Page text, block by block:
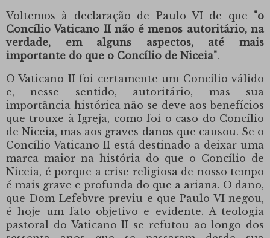
Voltemos à declaração de Paulo VI de que "o
Concílio Vaticano II não é menos autoritário, na
verdade, em alguns aspectos, até mais
importante do que o Concílio de Niceia".
O Vaticano II foi certamente um Concílio válido
e, nesse sentido, autoritário, mas sua
importância histórica não se deve aos benefícios
que trouxe à Igreja, como foi o caso do Concílio
de Niceia, mas aos graves danos que causou. Se o
Concílio Vaticano II está destinado a deixar uma
marca maior na história do que o Concílio de
Niceia, é porque a crise religiosa de nosso tempo
é mais grave e profunda do que a ariana. O dano,
que Dom Lefebvre previu e que Paulo VI negou,
é hoje um fato objetivo e evidente. A teologia
pastoral do Vaticano II se refutou ao longo dos